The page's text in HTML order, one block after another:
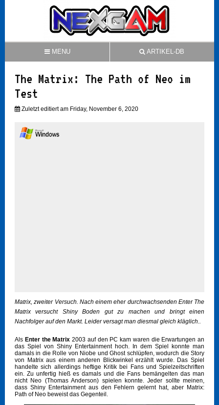
MENU ARTIKEL-DB
The Matrix: The Path of Neo im
Test
Zuletzt editiert am Friday, November 6, 2020
Matrix, zweiter Versuch. Nach einem eher durchwachsenden Enter The
Matrix versucht Shiny Boden gut zu machen und bringt einen
Nachfolger auf den Markt. Leider versagt man diesmal gleich kläglich..
Als Enter the Matrix 2003 auf den PC kam waren die Erwartungen an
das Spiel von Shiny Entertainment hoch. In dem Spiel konnte man
damals in die Rolle von Niobe und Ghost schlüpfen, wodurch die Story
von Matrix aus einem anderen Blickwinkel erzählt wurde. Das Spiel
handelte sich allerdings heftige Kritik bei Fans und Spielzeitschriften
ein. Zu unfertig hieß es damals und die Fans bemängelten das man
nicht Neo (Thomas Anderson) spielen konnte. Jeder sollte meinen,
dass Shiny Entertainment aus den Fehlern gelernt hat, aber Matrix:
Path of Neo beweist das Gegenteil.